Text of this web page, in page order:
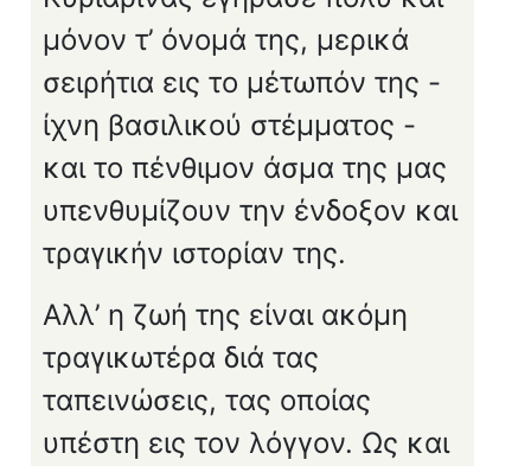
μόνον τ’ όνομά της, μερικά
σειρήτια εις το μέτωπόν της -
ίχνη βασιλικού στέμματος -
και το πέν­θιμον άσμα της μας
υπενθυμίζουν την ένδοξον και
τραγικήν ιστορίαν της.
Αλλ’ η ζωή της είναι ακόμη
τραγικωτέρα διά τας
ταπεινώσεις, τας οποίας
υπέστη εις τον λόγγον. Ως και